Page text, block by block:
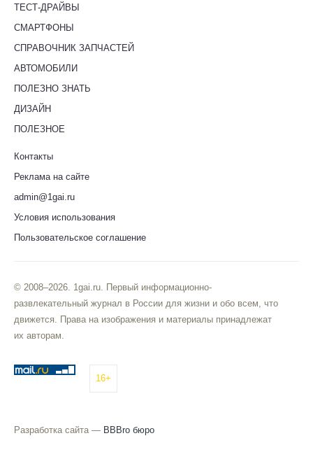
ТЕСТ-ДРАЙВЫ
СМАРТФОНЫ
СПРАВОЧНИК ЗАПЧАСТЕЙ
АВТОМОБИЛИ
ПОЛЕЗНО ЗНАТЬ
ДИЗАЙН
ПОЛЕЗНОЕ
Контакты
Реклама на сайте
admin@1gai.ru
Условия использования
Пользовательское соглашение
© 2008–2026. 1gai.ru. Первый информационно-
развлекательный журнал в России для жизни и обо всем, что
движется. Права на изображения и материалы принадлежат
их авторам.
16+
Разработка сайта — BBBro бюро